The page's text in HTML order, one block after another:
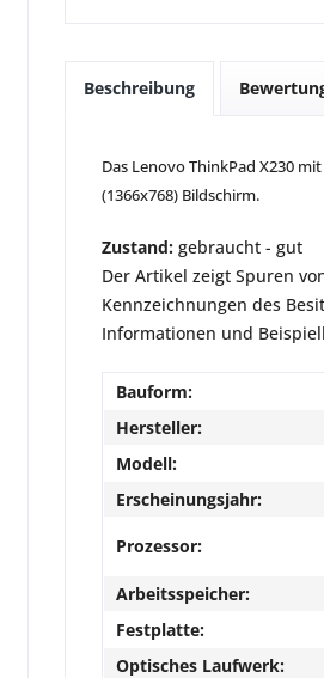
Beschreibung
Das Lenovo ThinkPad X230
(1366x768) Bildschirm.
Zustand: gebraucht - gut
Der Artikel zeigt Spuren
Kennzeichnungen des
Informationen und
Bauform:
Hersteller:
Modell:
Erscheinungsjahr:
Prozessor:
Arbeitsspeicher:
Festplatte:
Optisches Laufwerk: